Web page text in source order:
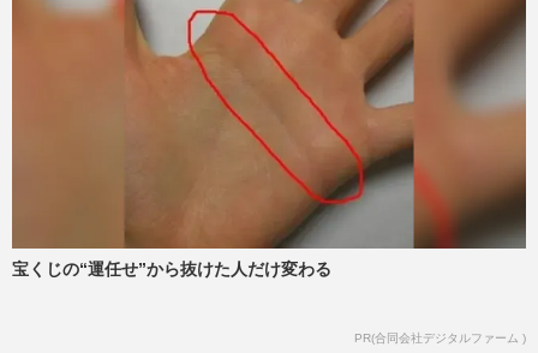
Snow Manのカルビー新CM披露でファン
の脳裏をよぎる大先輩KinKi Kidsの“豆ス
タイル”「懐かしすぎる」
週刊女性PRIME 2025/5/16
KinKi Kidsが大晦日コンサートで改名へ、
「1択でしょ」ファンが確信する“堂本光一
と堂本剛の新グループ名…
週刊女性PRIME
今週発売『週刊女性』1/1号の表紙と中身
宝くじの“運任せ”から抜けた人だけ変わる
PR(合同会社デジタルファーム )